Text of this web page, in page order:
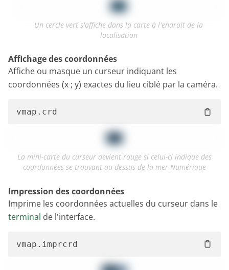
Un cercle vert s'affiche dans la carte à l'endroit de la
localisation
Affichage des coordonnées
Affiche ou masque un curseur indiquant les
coordonnées (x ; y) exactes du lieu ciblé par la caméra.
La mini-carte du curseur devient rouge si celui-ci indique des
coordonnées se trouvant au-dessus de la mer Numérique
Impression des coordonnées
Imprime les coordonnées actuelles du curseur dans le
terminal de l'interface.